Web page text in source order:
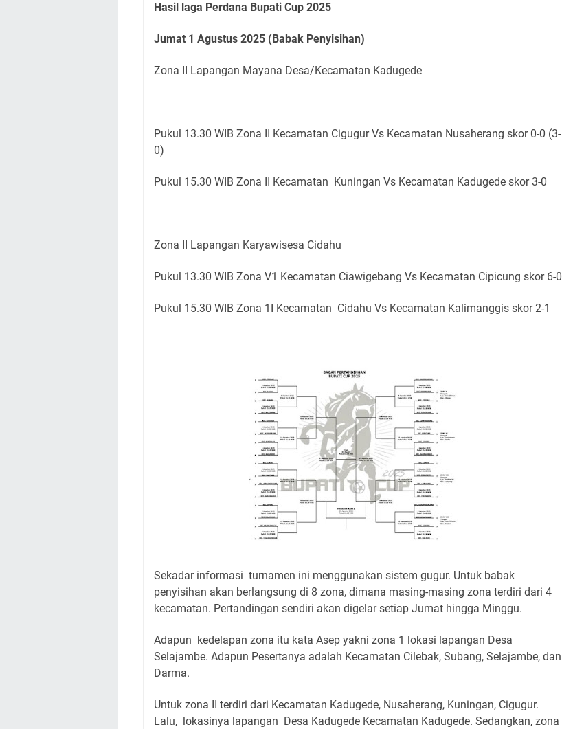
Hasil laga Perdana Bupati Cup 2025
Jumat 1 Agustus 2025 (Babak Penyisihan)
Zona II Lapangan Mayana Desa/Kecamatan Kadugede
Pukul 13.30 WIB Zona II Kecamatan Cigugur Vs Kecamatan Nusaherang skor 0-0 (3-
0)
Pukul 15.30 WIB Zona II Kecamatan Kuningan Vs Kecamatan Kadugede skor 3-0
Zona II Lapangan Karyawisesa Cidahu
Pukul 13.30 WIB Zona V1 Kecamatan Ciawigebang Vs Kecamatan Cipicung skor 6-0
Pukul 15.30 WIB Zona 1I Kecamatan Cidahu Vs Kecamatan Kalimanggis skor 2-1
Sekadar informasi turnamen ini menggunakan sistem gugur. Untuk babak
penyisihan akan berlangsung di 8 zona, dimana masing-masing zona terdiri dari 4
kecamatan. Pertandingan sendiri akan digelar setiap Jumat hingga Minggu.
Adapun kedelapan zona itu kata Asep yakni zona 1 lokasi lapangan Desa
Selajambe. Adapun Pesertanya adalah Kecamatan Cilebak, Subang, Selajambe, dan
Darma.
Untuk zona II terdiri dari Kecamatan Kadugede, Nusaherang, Kuningan, Cigugur.
Lalu, lokasinya lapangan Desa Kadugede Kecamatan Kadugede. Sedangkan, zona